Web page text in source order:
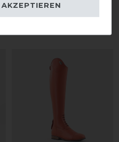
dich auch